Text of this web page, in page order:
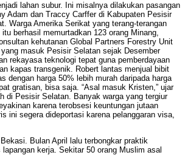
lahan subur. Ini misalnya dilakukan pasangan
Adam dan Traccy Carffer di Kabupaten Pesisir
Warga Amerika Serikat yang terang-terangan
berhasil memurtadkan 123 orang Minang,
kehutanan Global Partners Forestry Unit
masuk Pesisir Selatan sejak Desember
rekayasa teknologi tepat guna pemberdayaan
kapas transgenik. Robert lantas menjual bibit
dengan harga 50% lebih murah daripada harga
gratisan, bisa saja. “Asal masuk Kristen,” ujar
di Pesisir Selatan. Banyak warga yang tergiur
karena terobsesi keuntungan jutaan
ini segera dideportasi karena pelanggaran visa,
Bulan April lalu terbongkar praktik
kerja. Sekitar 50 orang Muslim asal